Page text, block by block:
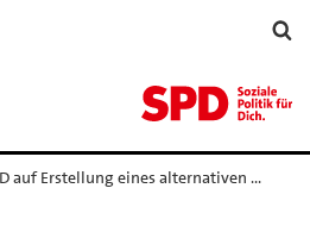
auf Erstellung eines alternativen …